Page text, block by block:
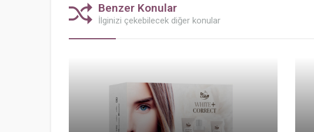
Benzer Konular
İlginizi çekebilecek diğer konular